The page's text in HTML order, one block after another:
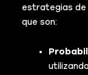
estrategias
que son: